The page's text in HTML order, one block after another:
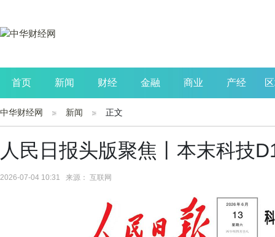
首页 新闻 财经 金融 商业 产经
公司 生活 读书
中华财经网 新闻 正文
人民日报头版聚焦丨本末科技
2026-07-04 10:31 来源： 互联网